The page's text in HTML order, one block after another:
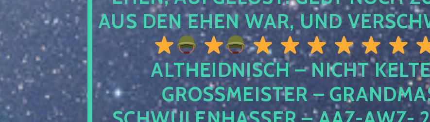
S DEN EHEN WAR, UND
ALTHEIDNISCH – NICHT
GROSSMEISTER –